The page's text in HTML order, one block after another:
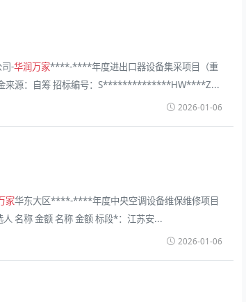
-华润万家****-****年度进出口器设备集采项目（重
金来源：自筹 招标编号：S**************HW****Z...
2026-01-06
家华东大区****-****年度中央空调设备维保维修项目
名称 金额 名称 金额 标段*：江苏安...
2026-01-06